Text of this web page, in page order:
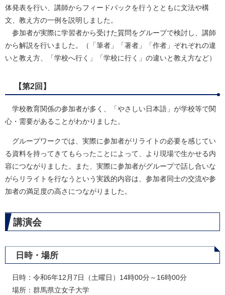
体発表を行い、講師からフィードバックを行うとともに文法や構
文、教え方の一例を説明しました。
参加者が実際に学習者から受けた質問をグループで検討し、講師
から解説を行いました。（「筆者」「著者」「作者」ぞれぞれの違
いと教え方、「学校へ行く」「学校に行く」の違いと教え方など）
【第2回】
学校教育関係の参加者が多く、「やさしい日本語」が学校等で関
心・需要があることがわかりました。
グループワークでは、実際に参加者がリライトの必要を感じてい
る資料を持ってきてもらったことによって、より現場で生かせる内
容につながりました。また、実際に参加者がグループで話し合いな
がらリライトを行なうという実践的内容は、参加者同士の交流や参
加者の満足度の高さにつながりました。
講演会
日時・場所
日時：令和6年12月7日（土曜日）14時00分～16時00分
場所：群馬県立女子大学